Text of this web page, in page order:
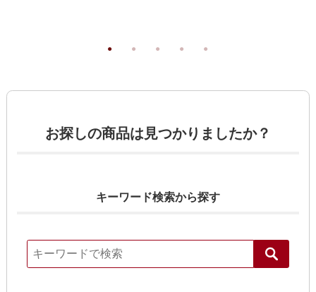
お探しの商品は見つかりましたか？
キーワード検索から探す